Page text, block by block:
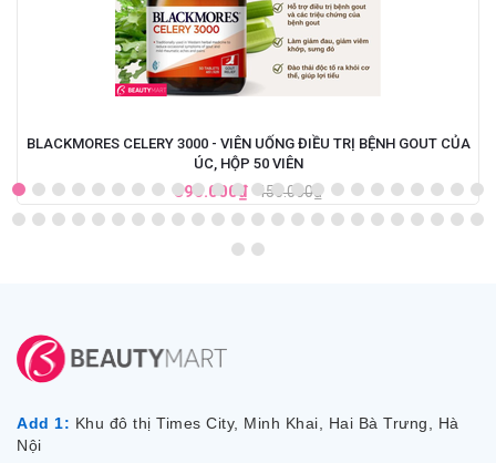
BLACKMORES CELERY 3000 - VIÊN UỐNG ĐIỀU TRỊ BỆNH GOUT CỦA
ÚC, HỘP 50 VIÊN
390.000₫ 450.000₫
Add 1: Khu đô thị Times City, Minh Khai, Hai Bà Trưng, Hà
Nội